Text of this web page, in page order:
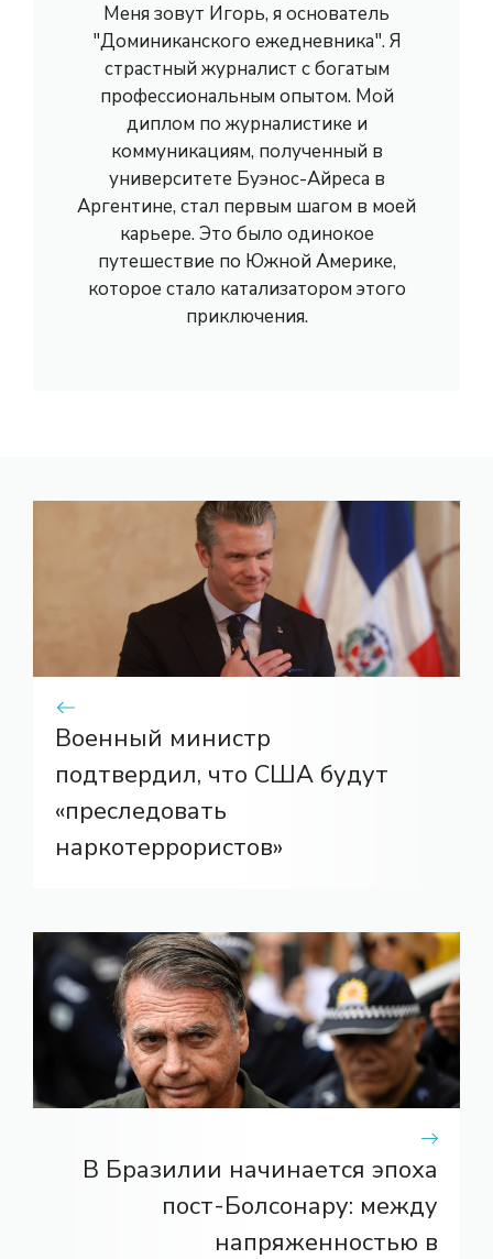
Меня зовут Игорь, я основатель
"Доминиканского ежедневника". Я
страстный журналист с богатым
профессиональным опытом. Мой
диплом по журналистике и
коммуникациям, полученный в
университете Буэнос-Айреса в
Аргентине, стал первым шагом в моей
карьере. Это было одинокое
путешествие по Южной Америке,
которое стало катализатором этого
приключения.
Военный министр
подтвердил, что США будут
«преследовать
наркотеррористов»
В Бразилии начинается эпоха
пост-Болсонару: между
напряженностью в